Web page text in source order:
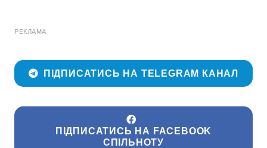
РЕКЛАМА
ПІДПИСАТИСЬ НА TELEGRAM КАНАЛ
ПІДПИСАТИСЬ НА FACEBOOK
СПІЛЬНОТУ